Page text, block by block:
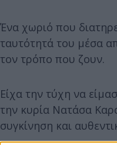
Ένα χωριό που
ταυτότητά του μέσα
τον τρόπο που ζουν.
Είχα την τύχη να
την κυρία Νατάσα
συγκίνηση και